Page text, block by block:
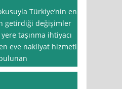
Türkiye’nin en
getirdiği değişimler
taşınma ihtiyacı
eve nakliyat hizmeti